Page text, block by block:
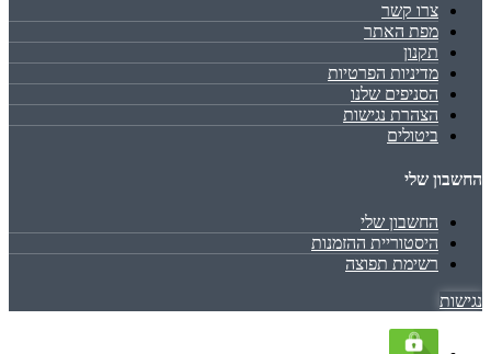
צרו קשר
מפת האתר
תקנון
מדיניות הפרטיות
הסניפים שלנו
הצהרת נגישות
ביטולים
החשבון שלי
החשבון שלי
היסטוריית ההזמנות
רשימת תפוצה
נגישות